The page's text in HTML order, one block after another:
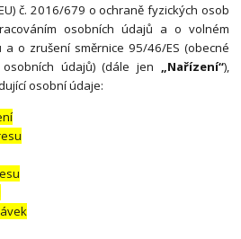
č. 2016/679 o ochraně fyzických osob
osobních údajů a o volném
o zrušení směrnice 95/46/ES (obecné
údajů) (dále jen
„Nařízení“),
osobní údaje: